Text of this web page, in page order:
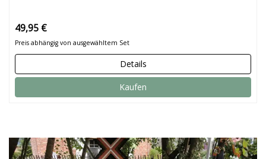
49,95 €
Preis abhängig von ausgewähltem Set
Details
Kaufen